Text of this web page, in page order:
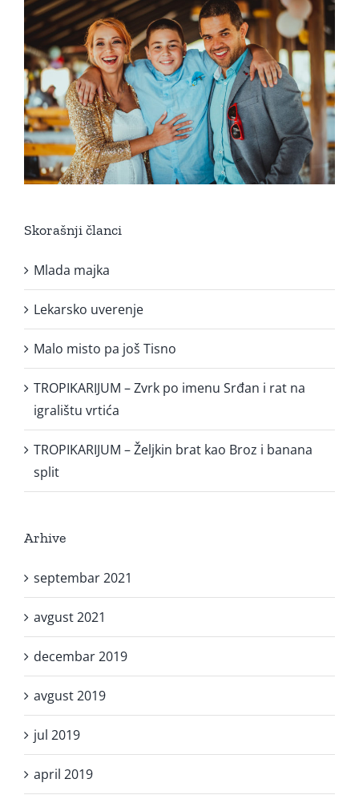
Skorašnji članci
Mlada majka
Lekarsko uverenje
Malo misto pa još Tisno
TROPIKARIJUM – Zvrk po imenu Srđan i rat na
igralištu vrtića
TROPIKARIJUM – Željkin brat kao Broz i banana
split
Arhive
septembar 2021
avgust 2021
decembar 2019
avgust 2019
jul 2019
april 2019